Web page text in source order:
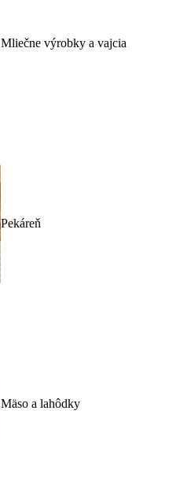
Mliečne výrobky a vajcia
Pekáreň
Mäso a lahôdky